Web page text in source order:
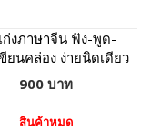
ก่งภาษาจีน ฟัง-พูด-
ยนคล่อง ง่ายนิดเดียว
900 บาท
สินค้าหมด